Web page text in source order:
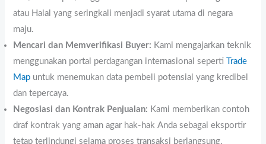
atau Halal yang seringkali menjadi syarat utama di negara
maju.
Mencari dan Memverifikasi Buyer: Kami mengajarkan teknik
menggunakan portal perdagangan internasional sepertiTrade
Map untuk menemukan data pembeli potensial yang kredibel
dan tepercaya.
Negosiasi dan Kontrak Penjualan: Kami memberikan contoh
draf kontrak yang aman agar hak-hak Anda sebagai eksportir
tetap terlindungi selama proses transaksi berlangsung.